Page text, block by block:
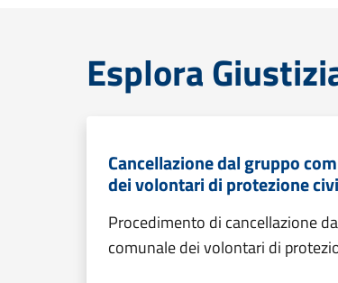
Esplora
Cancellazione dal gruppo
dei volontari di protezione
Procedimento di cancellazione
comunale dei volontari di